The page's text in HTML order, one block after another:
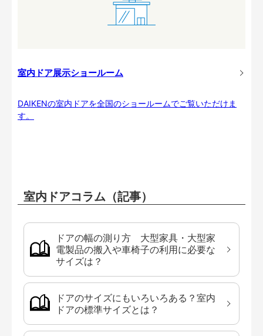
室内ドア展示ショールーム
DAIKENの室内ドアを全国のショールームでご覧いただけま
す。
室内ドアコラム（記事）
ドアの幅の測り方 大型家具・大型家
電製品の搬入や車椅子の利用に必要な
サイズは？
ドアのサイズにもいろいろある？室内
ドアの標準サイズとは？